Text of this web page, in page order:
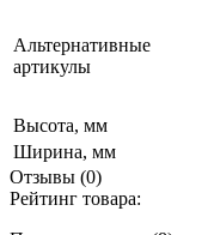
Альтернативные
артикулы
Высота, мм
Ширина, мм
Отзывы (0)
Рейтинг товара: